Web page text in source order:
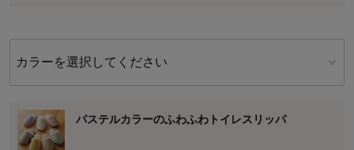
カラーを選択してください
パステルカラーのふわふわトイレスリッパ